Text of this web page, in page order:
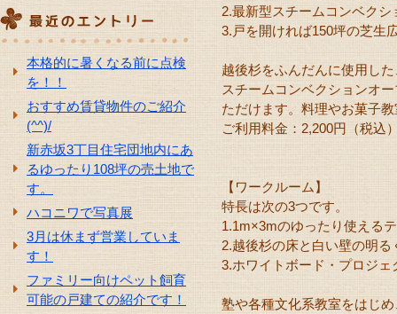
本格的に暑くなる前に点検
を！！
おすすめ賃貸物件のご紹介
(^^)/
新赤坂3丁目住宅団地内にあ
るゆったり108坪の売土地で
す。
ハコニワで写真展
3月は休まず営業していま
す！
ファミリー向けペット飼育
可能の戸建ての紹介です！
2.最新型スチームコンベクシ
3.戸を開ければ150坪の芝生
越後杉をふんだんに使用し
スチームコンベクションオ
ただけます。料理やお菓子
ご利用料金：2,200円（税込
【ワークルーム】
特長は次の3つです。
1.1m×3mのゆったり使える
2.越後杉の床と白い壁の明る
3.ホワイトボード・プロジェ
塾や各種文化系教室をはじ